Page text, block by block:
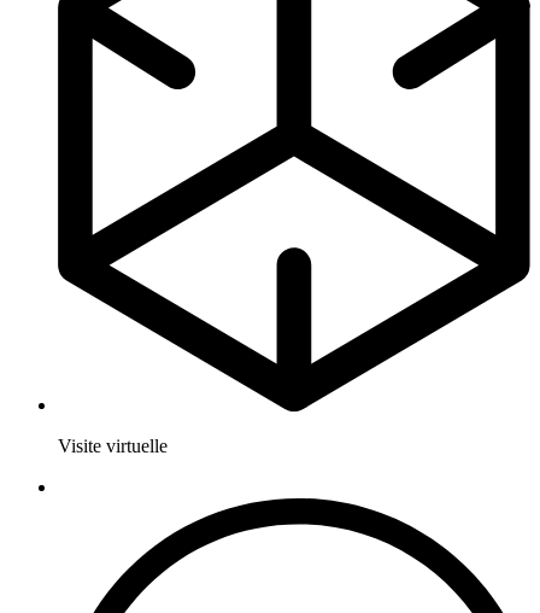
Visite virtuelle